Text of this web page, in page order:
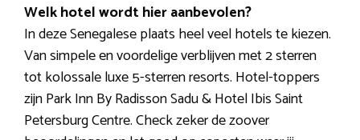
Welk hotel wordt hier aanbevolen?
In deze Senegalese plaats heel veel hotels te kiezen.
Van simpele en voordelige verblijven met 2 sterren
tot kolossale luxe 5-sterren resorts. Hotel-toppers
zijn Park Inn By Radisson Sadu & Hotel Ibis Saint
Petersburg Centre. Check zeker de zoover